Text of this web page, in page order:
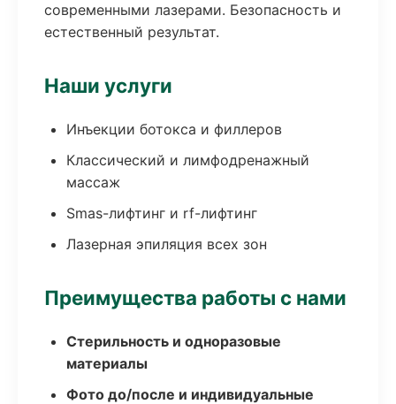
современными лазерами. Безопасность и
естественный результат.
Наши услуги
Инъекции ботокса и филлеров
Классический и лимфодренажный
массаж
Smas-лифтинг и rf-лифтинг
Лазерная эпиляция всех зон
Преимущества работы с нами
Стерильность и одноразовые
материалы
Фото до/после и индивидуальные